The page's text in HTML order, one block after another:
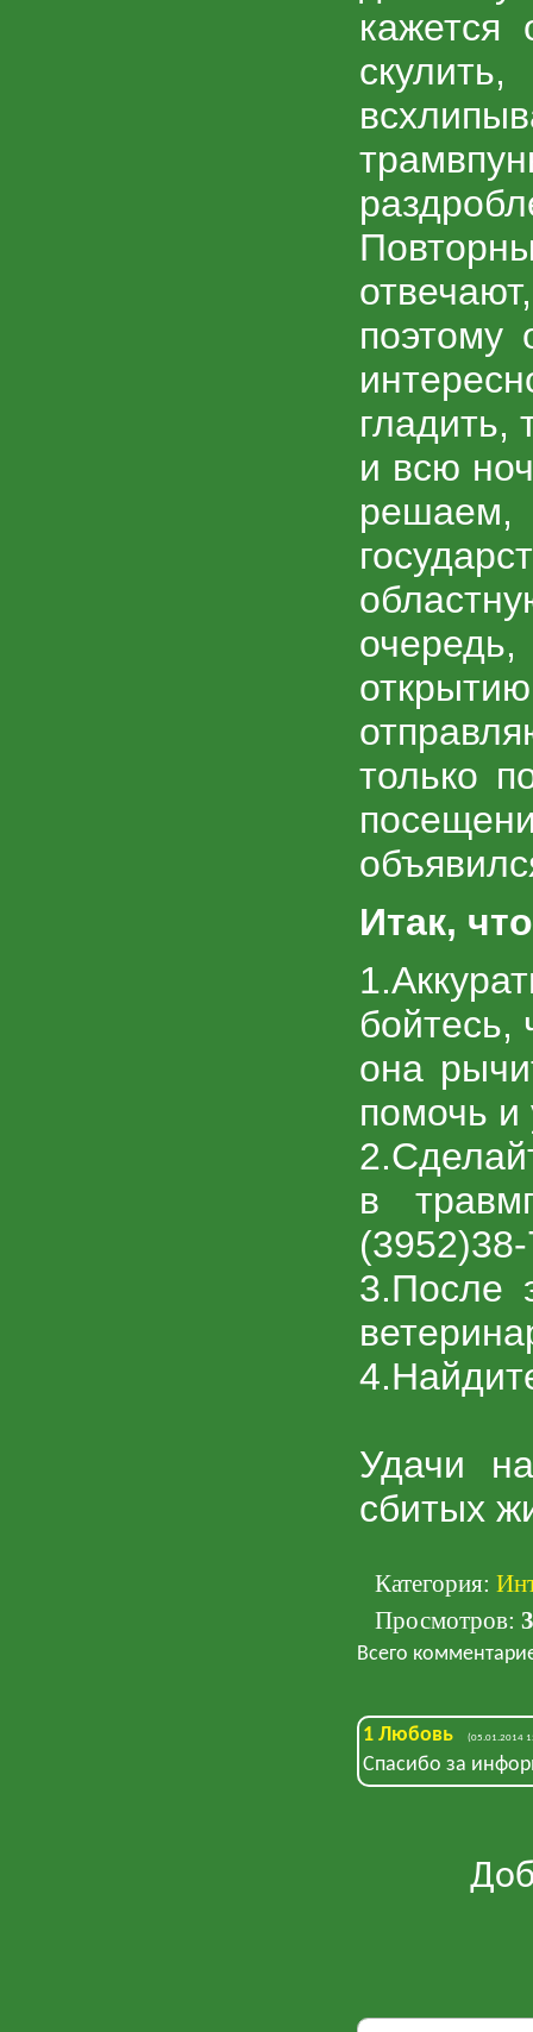
поэтому
гладить,
и всю
только
Итак,
1.
бойтесь,
она
помочь и
2.
в
(3952)38-
3.После
4.
Удачи
сбитых
Категория:
Просмотров:
Всего
1 Любовь (05.01.2014
Спасибо за